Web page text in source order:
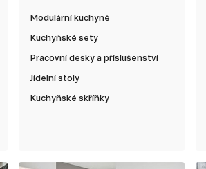
Modulární kuchyně
Kuchyňské sety
Pracovní desky a příslušenství
Jídelní stoly
Kuchyňské skříňky